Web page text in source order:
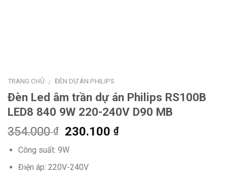
TRANG CHỦ / ĐÈN DỰ ÁN PHILIPS
Đèn Led âm trần dự án Philips RS100B
LED8 840 9W 220-240V D90 MB
354.000₫
Giá
gốc
là:
354.000 ₫.
230.100₫Giá
Công suất: 9W
Điện áp: 220V-240V